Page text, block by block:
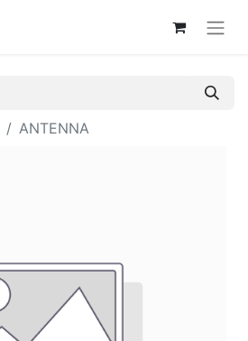
ANTENNA